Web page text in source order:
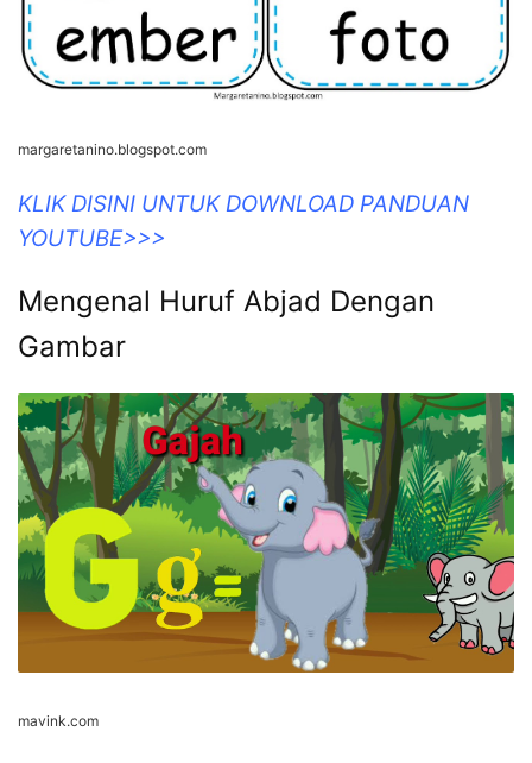
margaretanino.blogspot.com
KLIK DISINI UNTUK DOWNLOAD PANDUAN
YOUTUBE>>>
Mengenal Huruf Abjad Dengan
Gambar
mavink.com